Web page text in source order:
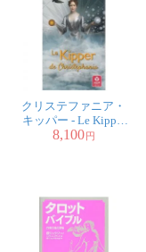
クリステファニア・
キッパー - Le Kipper
De Christephania
8,100円